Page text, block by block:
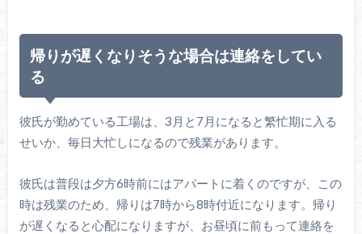
帰りが遅くなりそうな場合は連絡をしてい
る
彼氏が勤めている工場は、3月と7月になると繁忙期に入る
せいか、毎日大忙しになるので残業があります。
彼氏は普段は夕方6時前にはアパートに着くのですが、この
時は残業のため、帰りは7時から8時付近になります。帰り
が遅くなると心配になりますが、お昼頃に前もって連絡を